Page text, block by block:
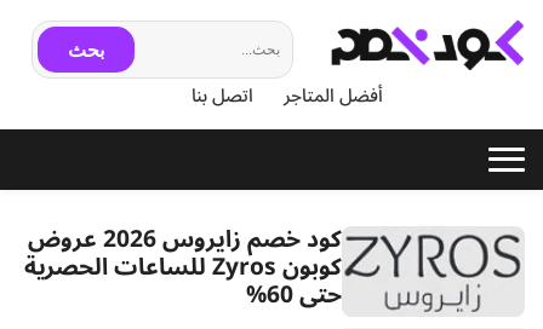
بحث
أفضل المتاجر اتصل بنا
كود خصم زايروس 2026 عروض
كوبون Zyros للساعات الحصرية
حتى 60%